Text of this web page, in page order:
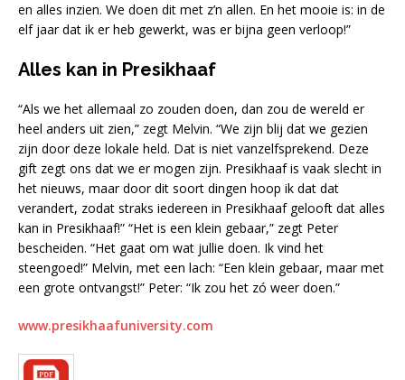
en alles inzien. We doen dit met z’n allen. En het mooie is: in de
elf jaar dat ik er heb gewerkt, was er bijna geen verloop!”
Alles kan in Presikhaaf
“Als we het allemaal zo zouden doen, dan zou de wereld er
heel anders uit zien,” zegt Melvin. “We zijn blij dat we gezien
zijn door deze lokale held. Dat is niet vanzelfsprekend. Deze
gift zegt ons dat we er mogen zijn. Presikhaaf is vaak slecht in
het nieuws, maar door dit soort dingen hoop ik dat dat
verandert, zodat straks iedereen in Presikhaaf gelooft dat alles
kan in Presikhaaf!” “Het is een klein gebaar,” zegt Peter
bescheiden. “Het gaat om wat jullie doen. Ik vind het
steengoed!” Melvin, met een lach: “Een klein gebaar, maar met
een grote ontvangst!” Peter: “Ik zou het zó weer doen.”
www.presikhaafuniversity.com